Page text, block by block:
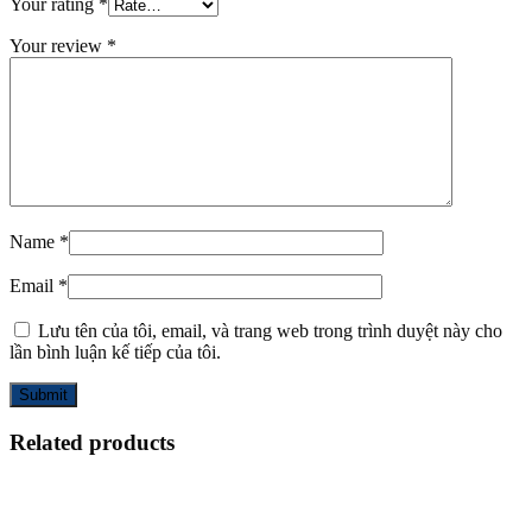
Your review *
Name *
Email *
Lưu tên của tôi, email, và trang web trong trình duyệt này cho
lần bình luận kế tiếp của tôi.
Related products